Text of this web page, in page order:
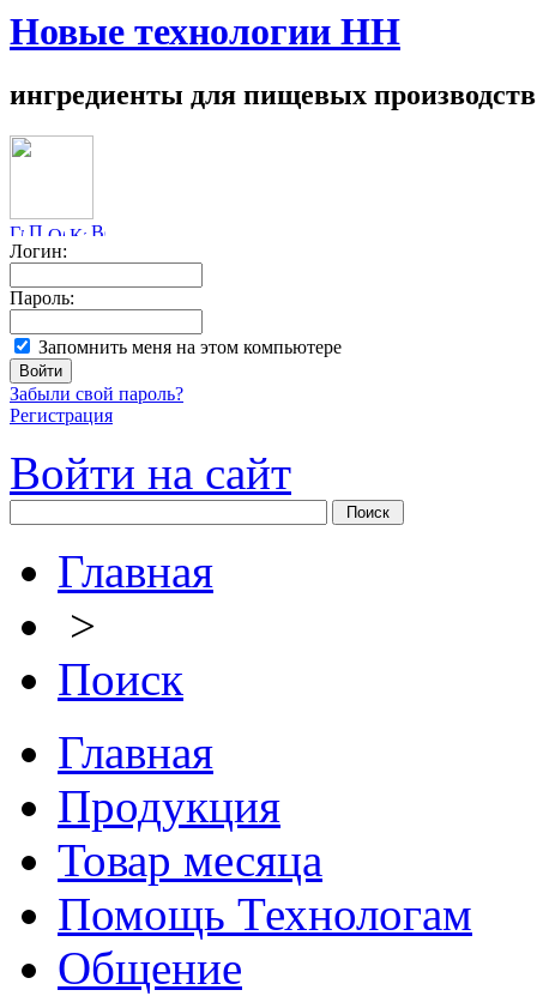
Новые технологии НН
ингредиенты для пищевых производств
Логин:
Пароль:
Запомнить меня на этом компьютере
Забыли свой пароль?
Регистрация
Войти на сайт
Главная
>
Поиск
Главная
Продукция
Товар месяца
Помощь Технологам
Общение